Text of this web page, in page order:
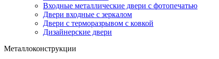
Входные металлические двери с фотопечатью
Двери входные с зеркалом
Двери с терморазрывом с ковкой
Дизайнерские двери
Металлоконструкции